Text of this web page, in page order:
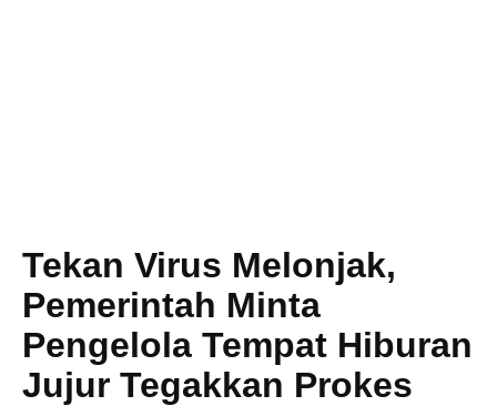
Tekan Virus Melonjak,
Pemerintah Minta
Pengelola Tempat Hiburan
Jujur Tegakkan Prokes